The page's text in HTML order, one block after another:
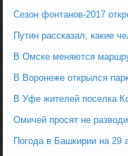
Сезон фонтанов-2017
Путин рассказал, какие
В Омске меняются
В Воронеже открылся
В Уфе жителей поселка
Омичей просят не
Погода в Башкирии на 29